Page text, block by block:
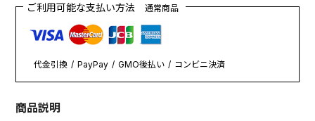
ご利用可能な支払い方法通常商品
代金引換 PayPay GMO後払い コンビニ決済
商品説明